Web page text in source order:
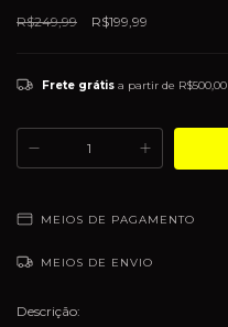
R$249,99 R$199,99
Frete grátis a partir de R$500,00
MEIOS DE PAGAMENTO
MEIOS DE ENVIO
Descrição: